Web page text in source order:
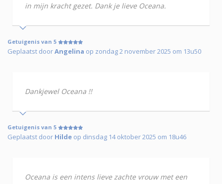
in mijn kracht gezet. Dank je lieve Oceana.
Getuigenis van 5
Geplaatst doorAngelina op zondag 2 november 2025 om 13u50
Dankjewel Oceana !!
Getuigenis van 5
Geplaatst door Hilde op dinsdag 14 oktober 2025 om 18u46
Oceana is een intens lieve zachte vrouw met een